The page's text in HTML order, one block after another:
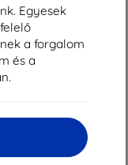
Egyesek
a forgalom
és a
> 5 darab